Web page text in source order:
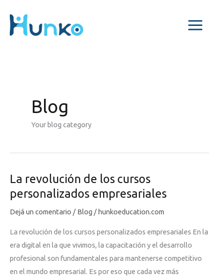
contenido
Blog
Your blog category
La revolución de los cursos
personalizados empresariales
Dejá un comentario / Blog /hunkoeducation.com
La revolución de los cursos personalizados empresariales En la
era digital en la que vivimos, la capacitación y el desarrollo
profesional son fundamentales para mantenerse competitivo
en el mundo empresarial. Es por eso que cada vez más